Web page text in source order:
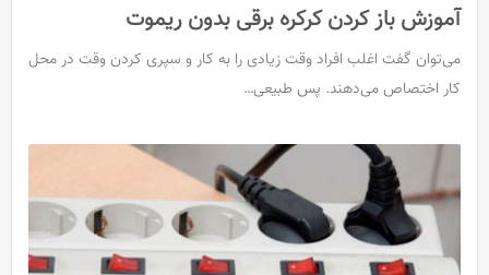
آموزش باز کردن کرکره برقی بدون ریموت
می‌توان گفت اغلب افراد وقت زیادی را به کار و سپری کردن وقت در محل
کار اختصاص می‌دهند. پس طبیعی…